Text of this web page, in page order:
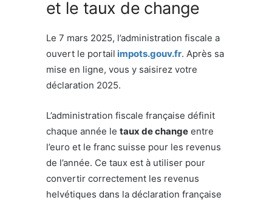
et le taux de change
Le 7 mars 2025, l’administration fiscale a
ouvert le portail impots.gouv.fr. Après sa
mise en ligne, vous y saisirez votre
déclaration 2025.
L’administration fiscale française définit
chaque année le taux de change entre
l’euro et le franc suisse pour les revenus
de l’année. Ce taux est à utiliser pour
convertir correctement les revenus
helvétiques dans la déclaration française